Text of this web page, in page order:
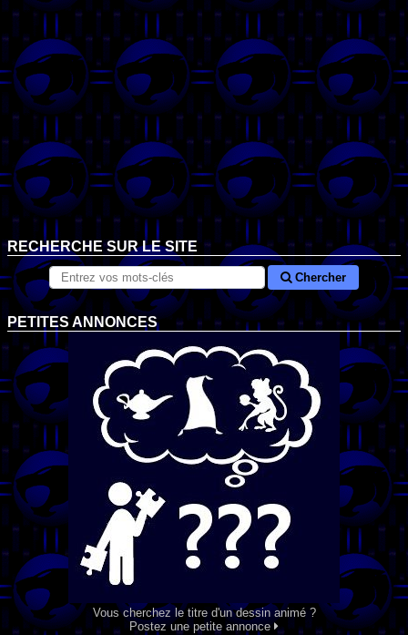
RECHERCHE SUR LE SITE
Chercher
PETITES ANNONCES
Vous cherchez le titre d'un dessin animé ?
Postez une petite annonce